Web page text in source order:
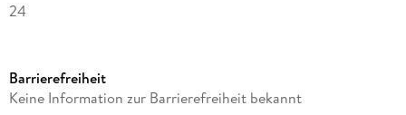
24
Illustrationen
Barrierefreiheit
Keine Information zur Barrierefreiheit bekannt